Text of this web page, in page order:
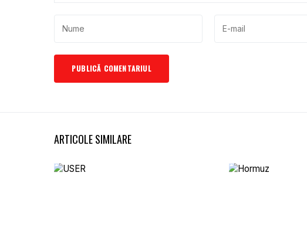
ARTICOLE SIMILARE